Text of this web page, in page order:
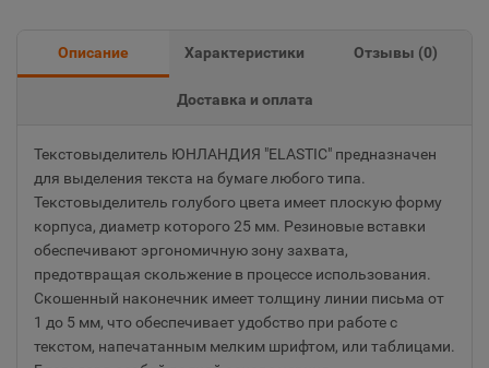
Описание Характеристики Отзывы (0)
Доставка и оплата
Текстовыделитель ЮНЛАНДИЯ "ELASTIC" предназначен
для выделения текста на бумаге любого типа.
Текстовыделитель голубого цвета имеет плоскую форму
корпуса, диаметр которого 25 мм. Резиновые вставки
обеспечивают эргономичную зону захвата,
предотвращая скольжение в процессе использования.
Скошенный наконечник имеет толщину линии письма от
1 до 5 мм, что обеспечивает удобство при работе с
текстом, напечатанным мелким шрифтом, или таблицами.